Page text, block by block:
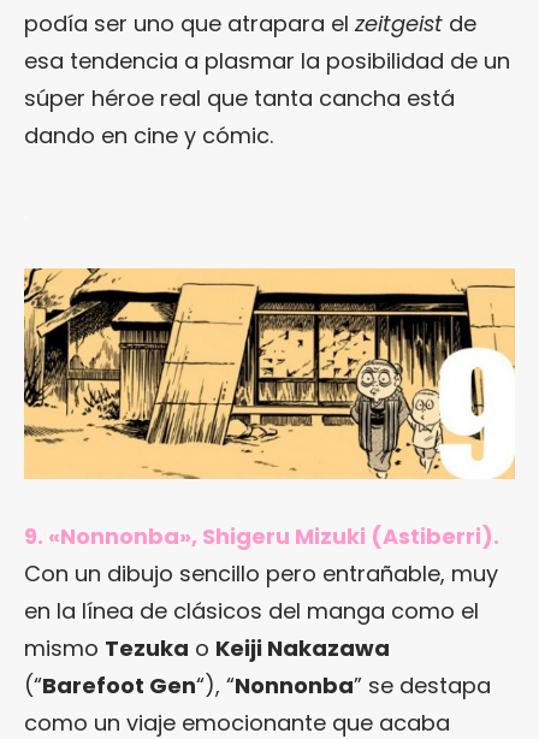
podía ser uno que atrapara el zeitgeist de
esa tendencia a plasmar la posibilidad de un
súper héroe real que tanta cancha está
dando en cine y cómic.
9. «Nonnonba», Shigeru Mizuki (Astiberri).
Con un dibujo sencillo pero entrañable, muy
en la línea de clásicos del manga como el
mismo Tezuka o Keiji Nakazawa
(“Barefoot Gen“), “Nonnonba” se destapa
como un viaje emocionante que acaba